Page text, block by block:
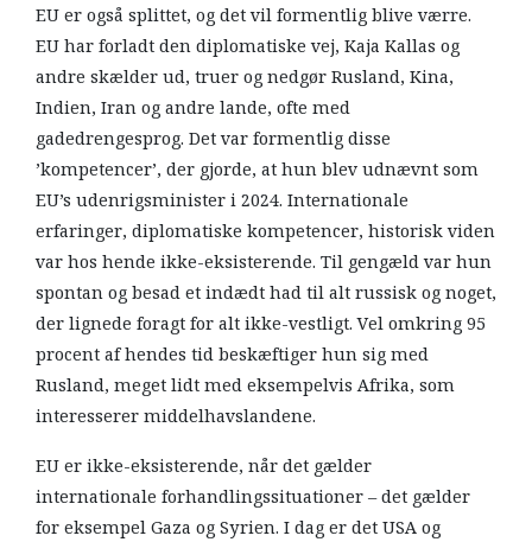
EU er også splittet, og det vil formentlig blive værre.
EU har forladt den diplomatiske vej, Kaja Kallas og
andre skælder ud, truer og nedgør Rusland, Kina,
Indien, Iran og andre lande, ofte med
gadedrengesprog. Det var formentlig disse
’kompetencer’, der gjorde, at hun blev udnævnt som
EU’s udenrigsminister i 2024. Internationale
erfaringer, diplomatiske kompetencer, historisk viden
var hos hende ikke-eksisterende. Til gengæld var hun
spontan og besad et indædt had til alt russisk og noget,
der lignede foragt for alt ikke-vestligt. Vel omkring 95
procent af hendes tid beskæftiger hun sig med
Rusland, meget lidt med eksempelvis Afrika, som
interesserer middelhavslandene.
EU er ikke-eksisterende, når det gælder
internationale forhandlingssituationer – det gælder
for eksempel Gaza og Syrien. I dag er det USA og